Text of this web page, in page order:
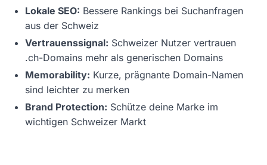
Lokale SEO: Bessere Rankings bei Suchanfragen
aus der Schweiz
Vertrauenssignal: Schweizer Nutzer vertrauen
.ch-Domains mehr als generischen Domains
Memorability: Kurze, prägnante Domain-Namen
sind leichter zu merken
Brand Protection: Schütze deine Marke im
wichtigen Schweizer Markt